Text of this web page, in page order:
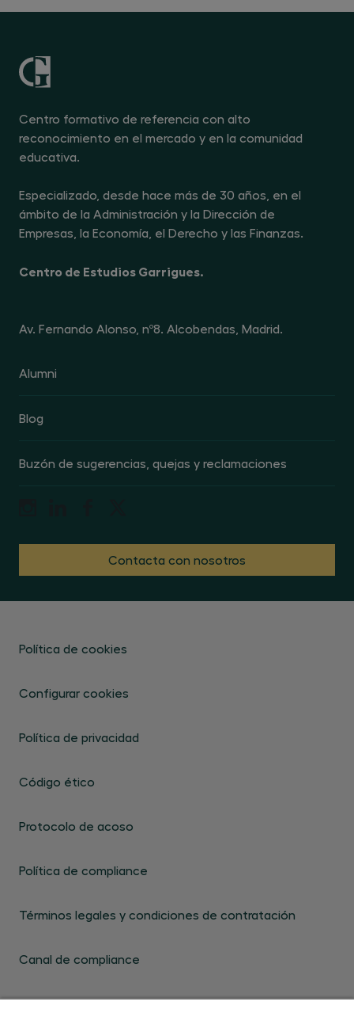
Centro formativo de referencia con alto
reconocimiento en el mercado y en la comunidad
educativa.
Especializado, desde hace más de 30 años, en el
ámbito de la Administración y la Dirección de
Empresas, la Economía, el Derecho y las Finanzas.
Centro de Estudios Garrigues.
Av. Fernando Alonso, nº8. Alcobendas, Madrid.
Alumni
Blog
Buzón de sugerencias, quejas y reclamaciones
Contacta con nosotros
Política de cookies
Configurar cookies
Política de privacidad
Código ético
Protocolo de acoso
Política de compliance
Términos legales y condiciones de contratación
Canal de compliance